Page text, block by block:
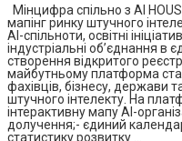
Мінцифра спільно з AI
мапінг ринку штучного
AI-спільноти, освітні
індустріальні об’єднання
створення відкритого
майбутньому платформа
фахівців, бізнесу, держави
штучного інтелекту. На
інтерактивну мапу AI-
долучення;- єдиний календар
статистику розвитку …